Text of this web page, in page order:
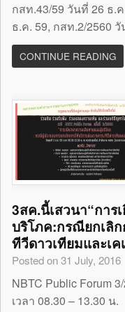
กสท.43/59 วันที่ 26 ธ.
ธ.ค. 59, กสท.2/2560
CONTINUE READING
3สค.นี้เสวนา“การ
บริโภค:กรณียกเลิก
ทีวีดาวเทียมและเค
Posted on 31 July, 2016
NBTC Public Forum
เวลา 08.30 – 13.30 น.